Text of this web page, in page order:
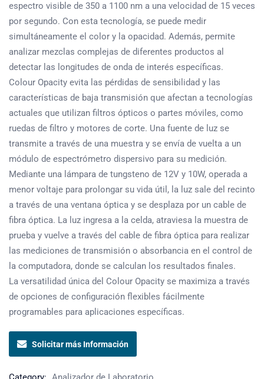
espectro visible de 350 a 1100 nm a una velocidad de 15 veces
por segundo. Con esta tecnología, se puede medir
simultáneamente el color y la opacidad. Además, permite
analizar mezclas complejas de diferentes productos al
detectar las longitudes de onda de interés específicas.
Colour Opacity evita las pérdidas de sensibilidad y las
características de baja transmisión que afectan a tecnologías
actuales que utilizan filtros ópticos o partes móviles, como
ruedas de filtro y motores de corte. Una fuente de luz se
transmite a través de una muestra y se envía de vuelta a un
módulo de espectrómetro dispersivo para su medición.
Mediante una lámpara de tungsteno de 12V y 10W, operada a
menor voltaje para prolongar su vida útil, la luz sale del recinto
a través de una ventana óptica y se desplaza por un cable de
fibra óptica. La luz ingresa a la celda, atraviesa la muestra de
prueba y vuelve a través del cable de fibra óptica para realizar
las mediciones de transmisión o absorbancia en el control de
la computadora, donde se calculan los resultados finales.
La versatilidad única del Colour Opacity se maximiza a través
de opciones de configuración flexibles fácilmente
programables para aplicaciones específicas.
Solicitar más Información